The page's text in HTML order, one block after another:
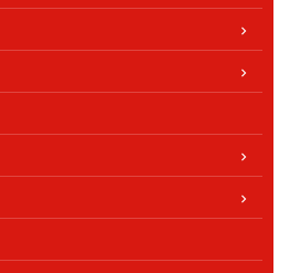
keyboard_arrow_right
keyboard_arrow_right
keyboard_arrow_right
keyboard_arrow_right